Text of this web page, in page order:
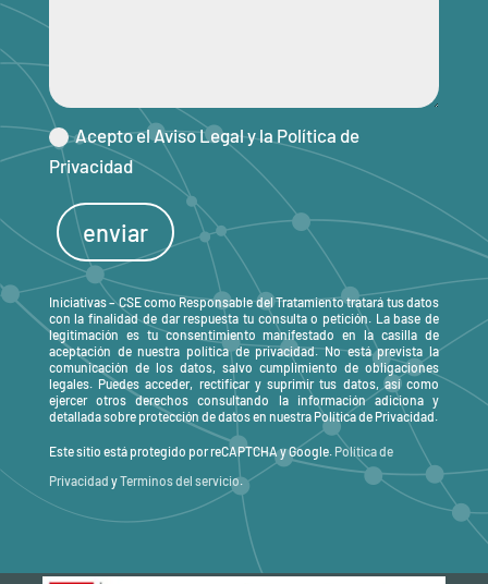
Acepto el Aviso Legal y la Política de
Privacidad
enviar
Iniciativas – CSE como Responsable del Tratamiento tratará tus datos
con la finalidad de dar respuesta tu consulta o petición. La base de
legitimación es tu consentimiento manifestado en la casilla de
aceptación de nuestra política de privacidad. No está prevista la
comunicación de los datos, salvo cumplimiento de obligaciones
legales. Puedes acceder, rectificar y suprimir tus datos, así como
ejercer otros derechos consultando la información adiciona y
detallada sobre protección de datos en nuestra Política de Privacidad.
Este sitio está protegido por reCAPTCHA y Google. Política de
Privacidad yTerminos del servicio.